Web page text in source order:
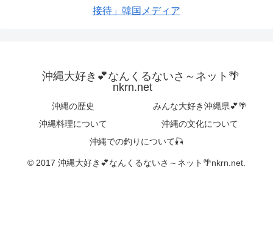
接待」韓国メディア
沖縄大好き💕なんくるないさ～ネット🌴
nkrn.net
沖縄の歴史
みんな大好き沖縄県💕🌴
沖縄料理について
沖縄の文化について
沖縄での釣りについて🎣
© 2017 沖縄大好き💕なんくるないさ～ネット🌴nkrn.net.